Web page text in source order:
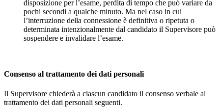
disposizione per l’esame, perdita di tempo che può variare da
pochi secondi a qualche minuto. Ma nel caso in cui
l’interruzione della connessione è definitiva o ripetuta o
determinata intenzionalmente dal candidato il Supervisore può
sospendere e invalidare l’esame.
Consenso al trattamento dei dati personali
Il Supervisore chiederà a ciascun candidato il consenso verbale al
trattamento dei dati personali seguenti.